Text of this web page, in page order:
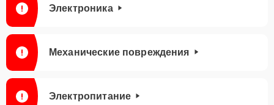
Электроника
Механические повреждения
Электропитание